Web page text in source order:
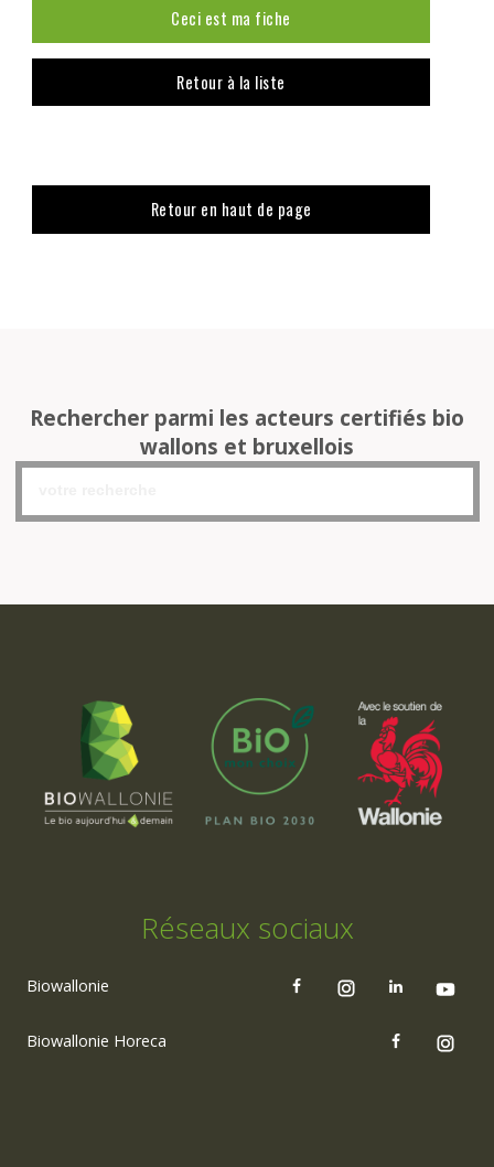
Ceci est ma fiche
Retour à la liste
Retour en haut de page
Rechercher parmi les acteurs certifiés bio
wallons et bruxellois
Réseaux sociaux
Biowallonie
Biowallonie Horeca